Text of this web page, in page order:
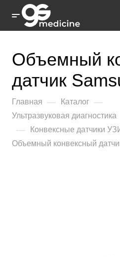
Объемный
датчик
Главная — Каталог —
Ультразвуковая диагностика
— Конвексные датчики
Объемный конвексный